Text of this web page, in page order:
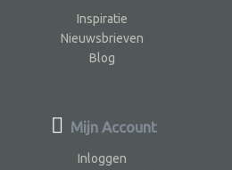
Inspiratie
Nieuwsbrieven
Blog
Mijn Account
Inloggen